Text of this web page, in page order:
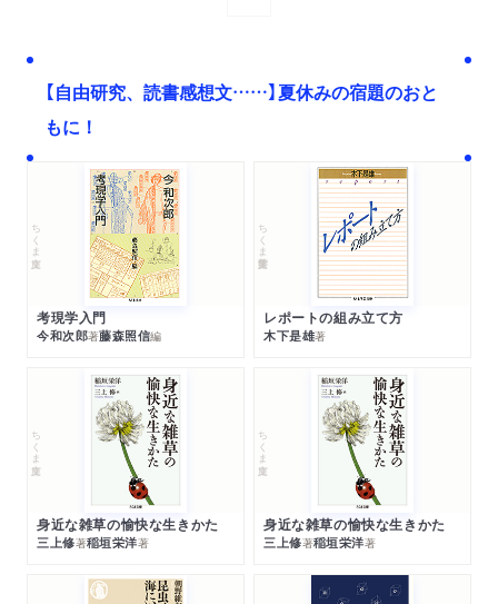
【自由研究、読書感想文……】夏休みの宿題のおと
もに！
ちくま文庫
考現学入門
今和次郎著藤森照信編
ちくま学芸文庫
レポートの組み立て方
木下是雄著
ちくま文庫
身近な雑草の愉快な生きかた
三上修著稲垣栄洋著
ちくま文庫
身近な雑草の愉快な生きかた
三上修著稲垣栄洋著